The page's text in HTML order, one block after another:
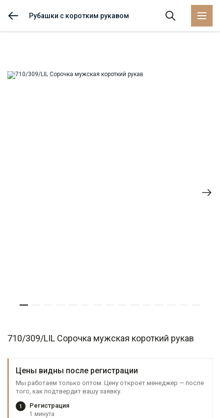
Рубашки с коротким рукавом
710/309/LIL Сорочка мужская короткий рукав
Цены видны после регистрации
Мы работаем только оптом. Цену откроет менеджер — после
того, как подтвердит вашу заявку.
1 Регистрация
1 минута